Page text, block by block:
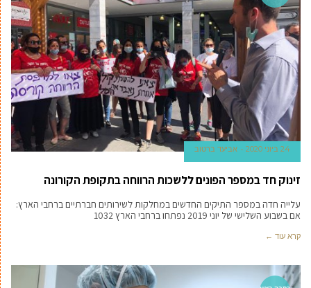
24 ביוני 2020 אביעד ברטוב
זינוק חד במספר הפונים ללשכות הרווחה בתקופת הקורונה
עלייה חדה במספר התיקים החדשים במחלקות לשירותים חברתיים ברחבי הארץ:
אם בשבוע השלישי של יוני 2019 נפתחו ברחבי הארץ 1032
קרא עוד ←